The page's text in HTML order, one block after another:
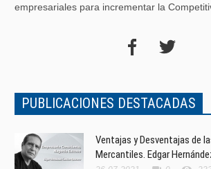
empresariales para incrementar la
PUBLICACIONES DESTACADAS
Ventajas y Desventajas de
Mercantiles. Edgar